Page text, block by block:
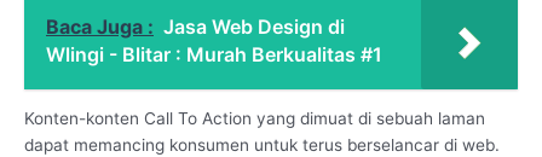
Baca Juga : Jasa Web Design di
Wlingi - Blitar : Murah Berkualitas #1
Konten-konten Call To Action yang dimuat di sebuah laman
dapat memancing konsumen untuk terus berselancar di web.